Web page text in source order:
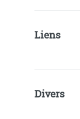
Liens
Divers